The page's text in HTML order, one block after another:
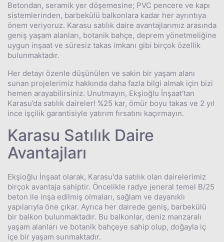
Betondan, seramik yer döşemesine; PVC pencere ve kapı
sistemlerinden, barbekülü balkonlara kadar her ayrıntıya
önem veriyoruz. Karasu satılık daire avantajlarımız arasında
geniş yaşam alanları, botanik bahçe, deprem yönetmeliğine
uygun inşaat ve süresiz takas imkanı gibi birçok özellik
bulunmaktadır.
Her detayı özenle düşünülen ve sakin bir yaşam alanı
sunan projelerimiz hakkında daha fazla bilgi almak için bizi
hemen arayabilirsiniz. Unutmayın, Ekşioğlu İnşaat’tan
Karasu’da satılık daireler! %25 kar, ömür boyu takas ve 2 yıl
ince işçilik garantisiyle yatırım fırsatını kaçırmayın.
Karasu Satılık Daire
Avantajları
Ekşioğlu İnşaat olarak, Karasu'da satılık olan dairelerimiz
birçok avantaja sahiptir. Öncelikle radye jeneral temel B/25
beton ile inşa edilmiş olmaları, sağlam ve dayanıklı
yapılarıyla öne çıkar. Ayrıca her dairede geniş, barbekülü
bir balkon bulunmaktadır. Bu balkonlar, deniz manzaralı
yaşam alanları ve botanik bahçeye sahip olup, doğayla iç
içe bir yaşam sunmaktadır.